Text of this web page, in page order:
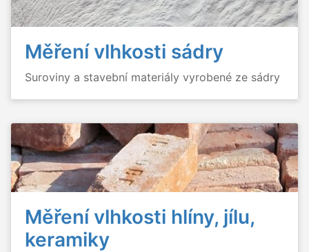
Měření vlhkosti sádry
Suroviny a stavební materiály vyrobené ze sádry
Měření vlhkosti hlíny, jílu,
keramiky